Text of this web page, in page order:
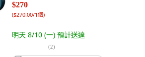
$270
($270.00/1個)
明天 8/10 (一) 預計送達
(2)